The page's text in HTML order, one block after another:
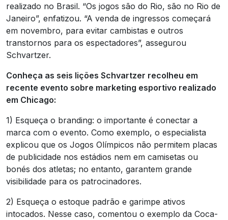
realizado no Brasil. “Os jogos são do Rio, são no Rio de
Janeiro”, enfatizou. “A venda de ingressos começará
em novembro, para evitar cambistas e outros
transtornos para os espectadores”, assegurou
Schvartzer.
Conheça as seis lições Schvartzer recolheu em
recente evento sobre marketing esportivo realizado
em Chicago:
1) Esqueça o branding: o importante é conectar a
marca com o evento. Como exemplo, o especialista
explicou que os Jogos Olímpicos não permitem placas
de publicidade nos estádios nem em camisetas ou
bonés dos atletas; no entanto, garantem grande
visibilidade para os patrocinadores.
2) Esqueça o estoque padrão e garimpe ativos
intocados. Nesse caso, comentou o exemplo da Coca-